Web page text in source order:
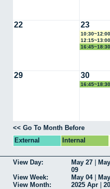
22 23
29 30
<< Go To Month Before
External
Internal
View Day: May 27
09
View Week:
May 04|
View Month:
2025 Apr